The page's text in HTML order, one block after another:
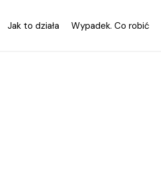
Jak to działa Wypadek. Co robić